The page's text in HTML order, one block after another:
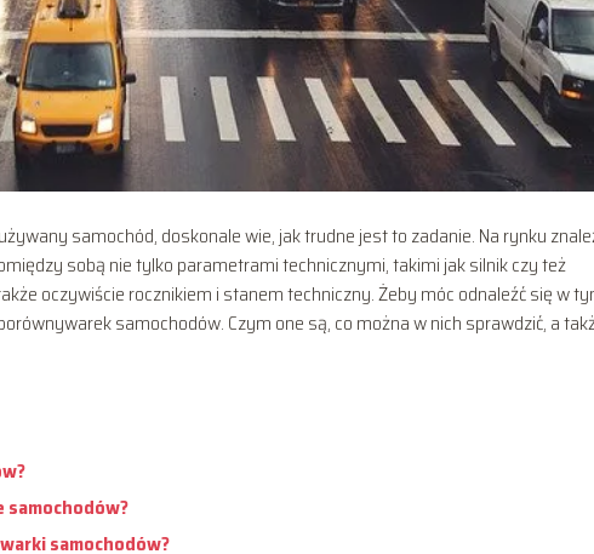
samochód, doskonale wie, jak trudne jest to zadanie. Na rynku
sobą nie tylko parametrami technicznymi, takimi jak silnik czy też
oczywiście rocznikiem i stanem techniczny. Żeby móc odnaleźć się w
samochodów. Czym one są, co można w nich sprawdzić, a
samochodów?
samochodów?